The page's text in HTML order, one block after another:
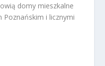
domy mieszkalne
Poznańskim i licznymi